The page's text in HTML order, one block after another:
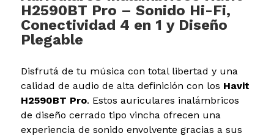
H2590BT Pro – Sonido Hi-Fi,
Conectividad 4 en 1 y Diseño
Plegable
Disfrutá de tu música con total libertad y una
calidad de audio de alta definición con los Havit
H2590BT Pro. Estos auriculares inalámbricos
de diseño cerrado tipo vincha ofrecen una
experiencia de sonido envolvente gracias a sus